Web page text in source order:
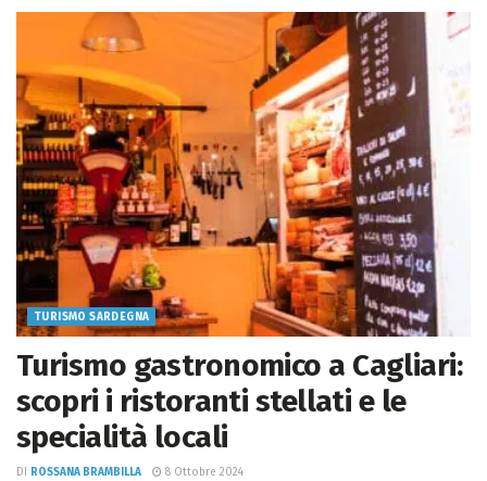
TURISMO SARDEGNA
Turismo gastronomico a Cagliari:
scopri i ristoranti stellati e le
specialità locali
DI ROSSANA BRAMBILLA 8 Ottobre 2024